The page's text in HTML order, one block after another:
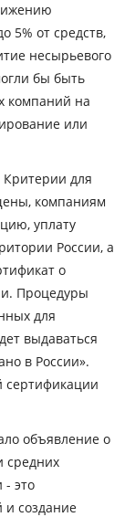
5% от средств,
несырьевого
бы быть
компаний на
или
для
компаниям
уплату
России, а
о
Процедуры
для
выдаваться
в России».
сертификации
объявление о
средних
- это
создание